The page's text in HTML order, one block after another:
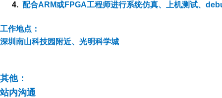
4. 配合ARM或FPGA工程师进行系统仿真、上机测试、
工作地点：
深圳南山科技园附近、 光明科学城
其他：
站内沟通